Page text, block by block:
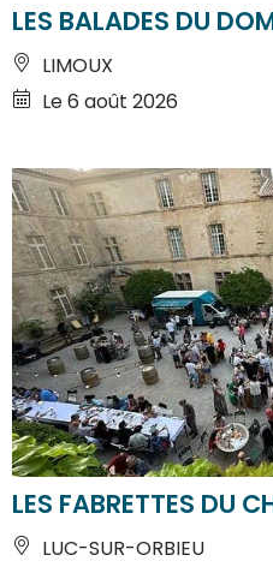
LES BALADES DU
LIMOUX
Le 6 août 2026
LES FABRETTES DU
LUC-SUR-ORBIEU